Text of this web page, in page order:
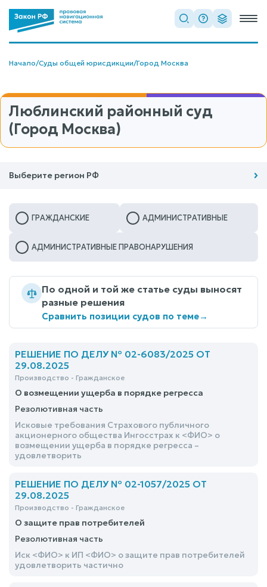
Начало/Суды общей юрисдикции/Город Москва
Люблинский районный суд
(Город Москва)
Выберите регион РФ
ГРАЖДАНСКИЕ АДМИНИСТРАТИВНЫЕ
АДМИНИСТРАТИВНЫЕ ПРАВОНАРУШЕНИЯ
По одной и той же статье суды выносят
разные решения
Сравнить позиции судов по теме→
РЕШЕНИЕ ПО ДЕЛУ № 02-6083/2025 ОТ
29.08.2025
Производство - Гражданское
О возмещении ущерба в порядке регресса
Резолютивная часть
Исковые требования Страхового публичного
акционерного общества Ингосстрах к <ФИО> о
возмещении ущерба в порядке регресса –
удовлетворить
РЕШЕНИЕ ПО ДЕЛУ № 02-1057/2025 ОТ
29.08.2025
Производство - Гражданское
О защите прав потребителей
Резолютивная часть
Иск <ФИО> к ИП <ФИО> о защите прав потребителей
удовлетворить частично